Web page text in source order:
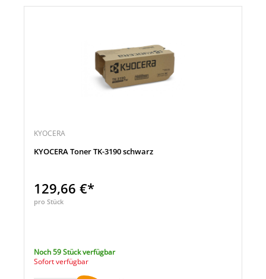
KYOCERA
KYOCERA Toner TK-3190 schwarz
129,66 €*
pro Stück
Noch 59 Stück verfügbar
Sofort verfügbar